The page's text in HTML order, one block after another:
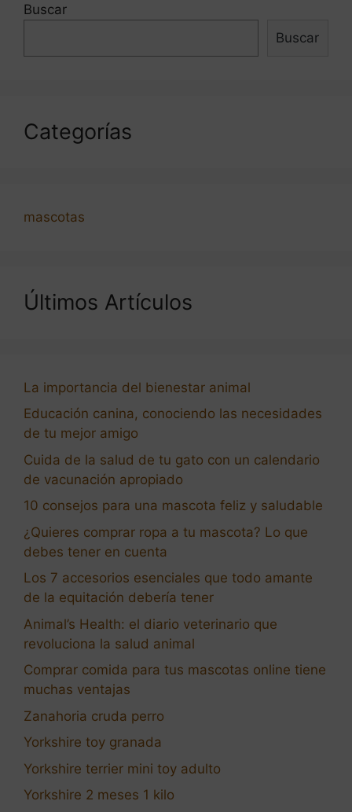
Buscar
Buscar
Categorías
mascotas
Últimos Artículos
La importancia del bienestar animal
Educación canina, conociendo las necesidades
de tu mejor amigo
Cuida de la salud de tu gato con un calendario
de vacunación apropiado
10 consejos para una mascota feliz y saludable
¿Quieres comprar ropa a tu mascota? Lo que
debes tener en cuenta
Los 7 accesorios esenciales que todo amante
de la equitación debería tener
Animal’s Health: el diario veterinario que
revoluciona la salud animal
Comprar comida para tus mascotas online tiene
muchas ventajas
Zanahoria cruda perro
Yorkshire toy granada
Yorkshire terrier mini toy adulto
Yorkshire 2 meses 1 kilo